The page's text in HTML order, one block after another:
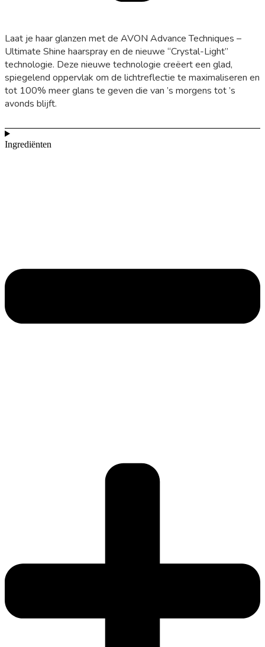
Laat je haar glanzen met de AVON Advance Techniques –
Ultimate Shine haarspray en de nieuwe “Crystal-Light”
technologie. Deze nieuwe technologie creëert een glad,
spiegelend oppervlak om de lichtreflectie te maximaliseren en
tot 100% meer glans te geven die van ’s morgens tot ’s
avonds blijft.
Ingrediënten